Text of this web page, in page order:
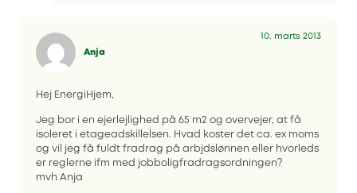
Anja
10. marts 2013
Hej EnergiHjem,
Jeg bor i en ejerlejlighed på 65 m2 og overvejer, at få
isoleret i etageadskillelsen. Hvad koster det ca. ex moms
og vil jeg få fuldt fradrag på arbjdslønnen eller hvorleds
er reglerne ifm med jobboligfradragsordningen?
mvh Anja